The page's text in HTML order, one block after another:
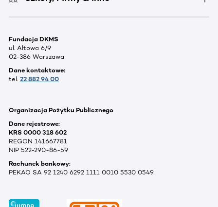
Fundacja DKMS
ul. Altowa 6/9
02-386 Warszawa
Dane kontaktowe:
tel. 22 882 94 00
Organizacja Pożytku Publicznego
Dane rejestrowe:
KRS 0000 318 602
REGON 141667781
NIP 522-290-86-59
Rachunek bankowy:
PEKAO SA 92 1240 6292 1111 0010 5530 0549